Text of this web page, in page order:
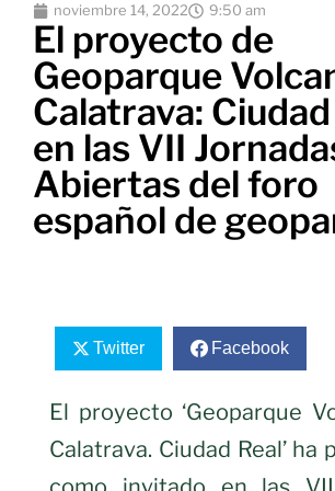
noviembre 14, 2022 9:50 am
El proyecto de
Geoparque
Calatrava:
en las VII
Abiertas del foro
español de
Twitter Facebook
El proyecto ‘Geoparque
Calatrava. Ciudad Real’ ha